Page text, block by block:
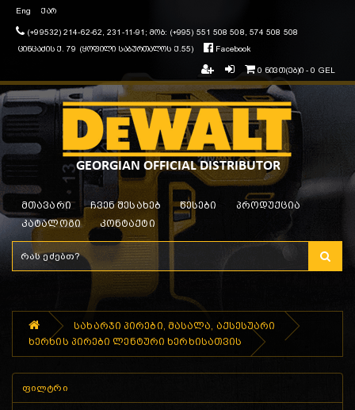
Eng ქარ
(+99532) 214-62-62, 231-11-91; მობ: (+995) 551 508 508, 574 508 508
ცინცაძის ქ. 79 (ყოფილი საბურთალოს ქ.55)
Facebook
0 ნივთ(ებ)ი - 0 GEL
მთავარი ჩვენ შესახებ წესები
პროდუქცია
კატალოგი
კონტაქტი
სახარჯი პირები, მასალა, აქსესუარი
ხერხის პირები ლენტური ხერხისათვის
ფილტრი